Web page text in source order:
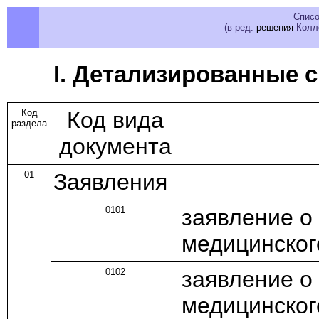
(в ред. решения
I. Детализированные
Код
раздела
Код вида
документа
01 Заявления
0101
заявление
0102
заявление